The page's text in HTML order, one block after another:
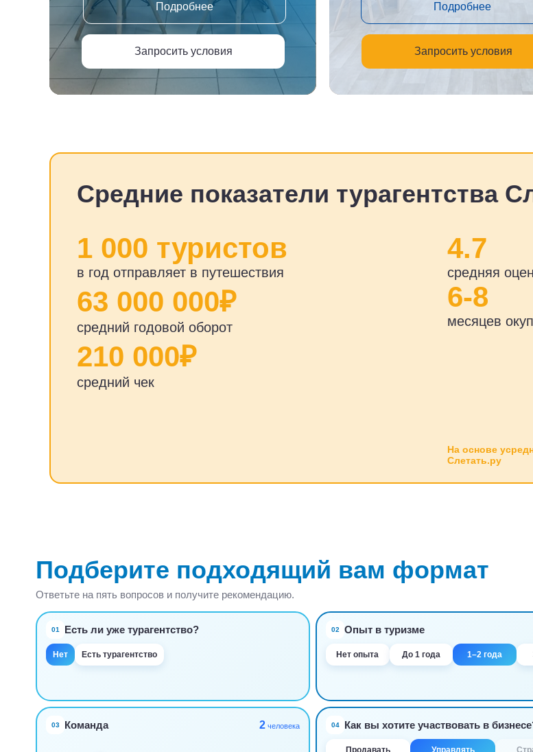
Запросить условия
Подробнее
Запросить условия
Подробнее
1 000 туристов
в год отправляет в путешествия
63 000 000₽
средний годовой оборот
210 000₽
средний чек
4.7
средняя
6-8
месяцев
Средние показатели турагентства
На основе
Слетать.ру
Подберите подходящий вам формат
Ответьте на пять вопросов и получите рекомендацию.
01 Есть ли уже турагентство?
Нет Есть турагентство
02 Опыт в туризме
Нет опыта До 1 года 1–2 года
03 Команда 2 человека 04 Как вы хотите участвовать в
Продавать Управлять